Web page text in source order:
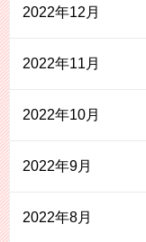
2022年12月
2022年11月
2022年10月
2022年9月
2022年8月